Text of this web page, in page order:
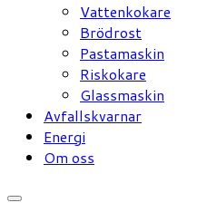
Vattenkokare
Brödrost
Pastamaskin
Riskokare
Glassmaskin
Avfallskvarnar
Energi
Om oss